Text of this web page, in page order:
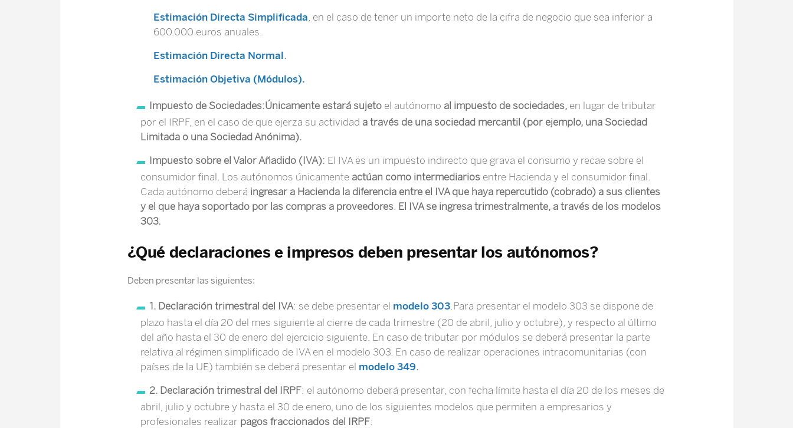
Estimación Directa Simplificada , en el caso de tener un importe neto de la cifra de negocio que sea inferior a
600.000 euros anuales.
Estimación Directa Normal.
Estimación Objetiva (Módulos).
Impuesto de Sociedades:Únicamente estará sujeto el autónomo al impuesto de sociedades, en lugar de tributar
por el IRPF, en el caso de que ejerza su actividad a través de una sociedad mercantil (por ejemplo, una Sociedad
Limitada o una Sociedad Anónima).
Impuesto sobre el Valor Añadido (IVA): El IVA es un impuesto indirecto que grava el consumo y recae sobre el
consumidor final. Los autónomos únicamente actúan como intermediariosentre Hacienda y el consumidor final.
Cada autónomo deberá ingresar a Hacienda la diferencia entre el IVA que haya repercutido (cobrado) a sus clientes
y el que haya soportado por las compras a proveedores. El IVA se ingresa trimestralmente, a través de los modelos
303.
¿Qué declaraciones e impresos deben presentar los autónomos?
Deben presentar las siguientes:
1. Declaración trimestral del IVA: se debe presentar el modelo 303.Para presentar el modelo 303 se dispone de
plazo hasta el día 20 del mes siguiente al cierre de cada trimestre (20 de abril, julio y octubre), y respecto al último
del año hasta el 30 de enero del ejercicio siguiente. En caso de tributar por módulos se deberá presentar la parte
relativa al régimen simplificado de IVA en el modelo 303. En caso de realizar operaciones intracomunitarias (con
países de la UE) también se deberá presentar el modelo 349.
2. Declaración trimestral del IRPF: el autónomo deberá presentar, con fecha límite hasta el día 20 de los meses de
abril, julio y octubre y hasta el 30 de enero, uno de los siguientes modelos que permiten a empresarios y
profesionales realizar pagos fraccionados del IRPF: